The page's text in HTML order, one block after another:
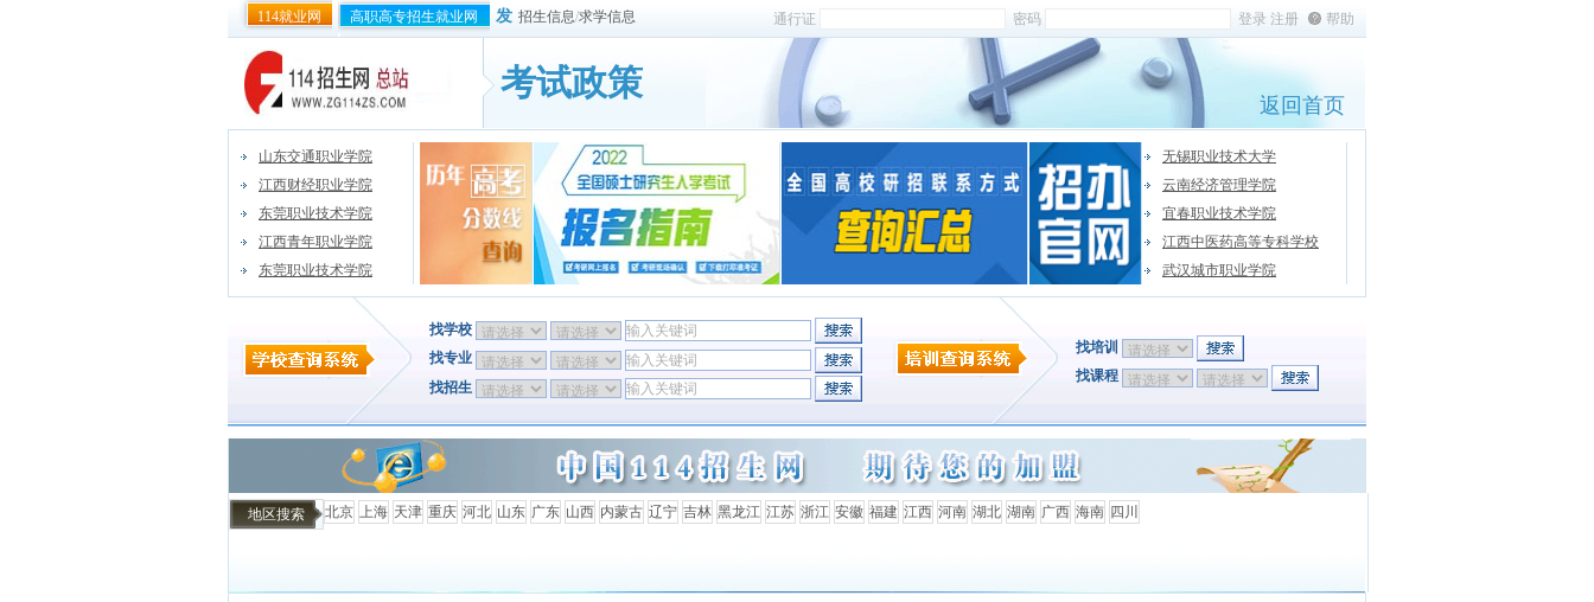
114就业网 高职高专招生就业网 发 招生信息/求学信息 通行证 密码 帮助
考试政策
返回首页
山东交通职业学院
江西财经职业学院
东莞职业技术学院
江西青年职业学院
东莞职业技术学院
无锡职业技术大学
云南经济管理学院
宜春职业技术学院
江西中医药高等专科学校
武汉城市职业学院
找学校
找专业
找招生
找培训
找课程
地区搜索 北京 上海 天津 重庆 河北 山东 广东 山西 内蒙古 辽宁 吉林 黑龙江 江苏 浙江 安徽 福建 江西 河南 湖北 湖南 广西 海南 四川